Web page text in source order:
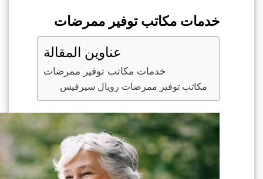
خدمات مكاتب توفير ممرضات
عناوين المقالة
خدمات مكاتب توفير ممرضات
مكاتب توفير ممرضات رويال سيرفيس